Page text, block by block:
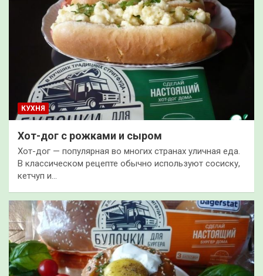
КУХНЯ
Хот-дог с рожками и сыром
Хот-дог — популярная во многих странах уличная еда.
В классическом рецепте обычно используют сосиску,
кетчуп и…